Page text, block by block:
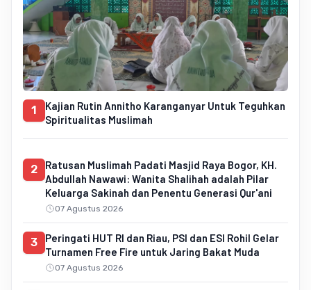
1
Kajian Rutin Annitho Karanganyar Untuk Teguhkan
Spiritualitas Muslimah
2
Ratusan Muslimah Padati Masjid Raya Bogor, KH.
Abdullah Nawawi: Wanita Shalihah adalah Pilar
Keluarga Sakinah dan Penentu Generasi Qur'ani
07 Agustus 2026
3
Peringati HUT RI dan Riau, PSI dan ESI Rohil Gelar
Turnamen Free Fire untuk Jaring Bakat Muda
07 Agustus 2026